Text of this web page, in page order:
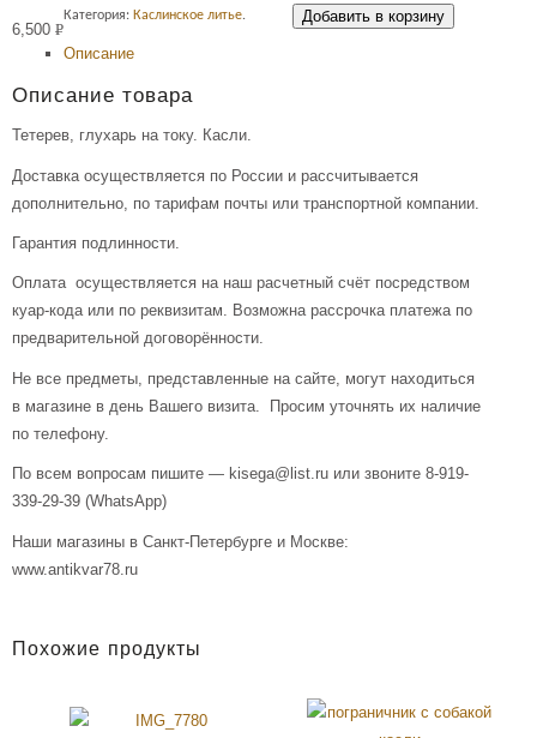
6,500 Р
УБ.
Добавить в корзину
Категория: Каслинское литье.
Описание
Описание товара
Тетерев, глухарь на току. Касли.
Доставка осуществляется по России и рассчитывается
дополнительно, по тарифам почты или транспортной компании.
Гарантия подлинности.
Оплата осуществляется на наш расчетный счёт посредством
куар-кода или по реквизитам. Возможна рассрочка платежа по
предварительной договорённости.
Не все предметы, представленные на сайте, могут находиться
в магазине в день Вашего визита. Просим уточнять их наличие
по телефону.
По всем вопросам пишите — kisega@list.ru или звоните 8-919-
339-29-39 (WhatsApp)
Наши магазины в Санкт-Петербурге и Москве:
www.antikvar78.ru
Похожие продукты